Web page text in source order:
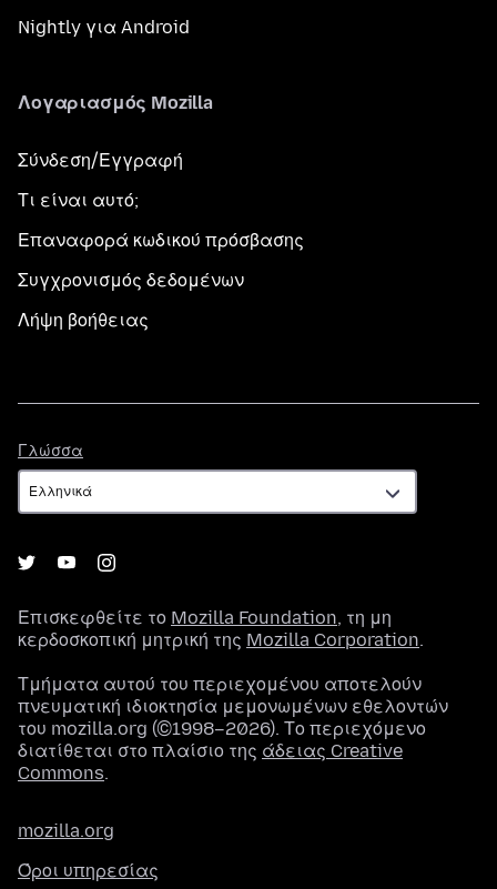
Nightly για Android
Λογαριασμός Mozilla
Σύνδεση/Εγγραφή
Τι είναι αυτό;
Επαναφορά κωδικού πρόσβασης
Συγχρονισμός δεδομένων
Λήψη βοήθειας
Γλώσσα
Επισκεφθείτε το Mozilla Foundation, τη μη
κερδοσκοπική μητρική της Mozilla Corporation.
Τμήματα αυτού του περιεχομένου αποτελούν
πνευματική ιδιοκτησία μεμονωμένων εθελοντών
του mozilla.org (©1998–2026). Το περιεχόμενο
διατίθεται στο πλαίσιο της άδειας Creative
Commons.
mozilla.org
Όροι υπηρεσίας